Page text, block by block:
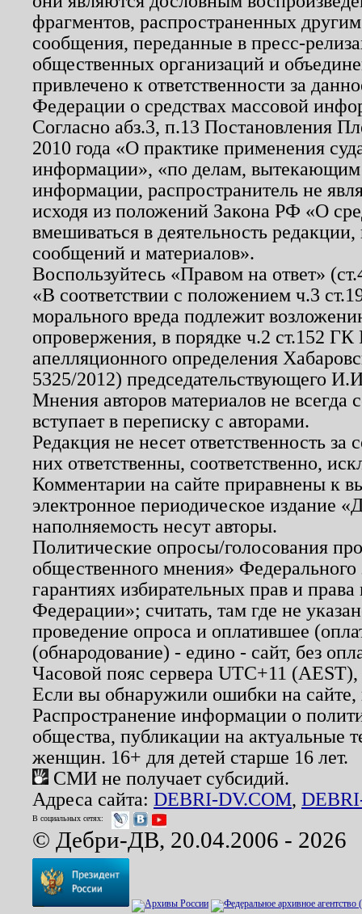
фрагментов, распространенных
сообщения, переданные в пресс-
общественных организаций и
привлечено к ответственности за
Федерации о средствах массовой
Согласно абз.3, п.13 Постановления
2010 года «О практике применения
информации», «по делам, вытекающим
информации, распространитель не
исходя из положений Закона РФ «О
вмешиваться в деятельность
сообщений и материалов».
Воспользуйтесь «Правом на ответ»
«В соответствии с положением ч.3
морального вреда подлежит
опровержения, в порядке ч.2 ст.152
апелляционного определения
5325/2012) председательствующего
Мнения авторов материалов не
вступает в переписку с авторами.
Редакция не несет ответственность
них ответственны, соответственно,
Комментарии на сайте приравнены к
электронное периодическое издание
наполняемость несут авторы.
Политические опросы/голосования
общественного мнения»
гарантиях избирательных прав и
Федерации»; считать, там где не
проведение опроса и оплатившее
(обнародование) - едино - сайт, без
Часовой пояс сервера UTC+11
Если вы обнаружили ошибки на
Распространение информации о
общества, публикации на актуальные
женщин. 16+ для детей старше 16 лет.
СМИ не получает субсидий.
Адреса сайта: DEBRI-DV.COM,
В социальных сетях:
© Дебри-ДВ, 20.04.2006 - 2026